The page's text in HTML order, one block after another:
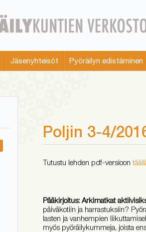
Jäsenyhteisöt Pyöräilyn edistäminen
Poljin 3-4/
Tutustu lehden pdf-versioon
Pääkirjoitus: Arkimatkat
päiväkotiin ja harrastuksiin?
lasten ja vanhempien
myös pyöräilykummeja, joista